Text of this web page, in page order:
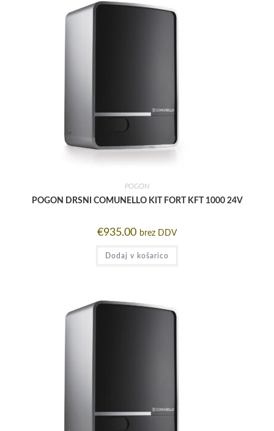
POGON
POGON DRSNI COMUNELLO KIT FORT KFT 1000 24V
€935.00 brez DDV
Dodaj v košarico